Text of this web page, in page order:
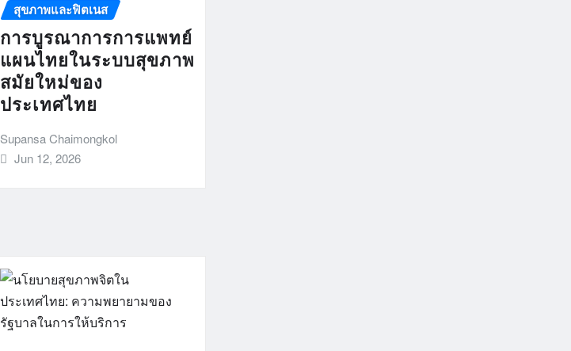
สุขภาพและฟิตเนส
การบูรณาการการแพทย์
แผนไทยในระบบสุขภาพ
สมัยใหม่ของ
ประเทศไทย
Supansa Chaimongkol
Jun 12, 2026